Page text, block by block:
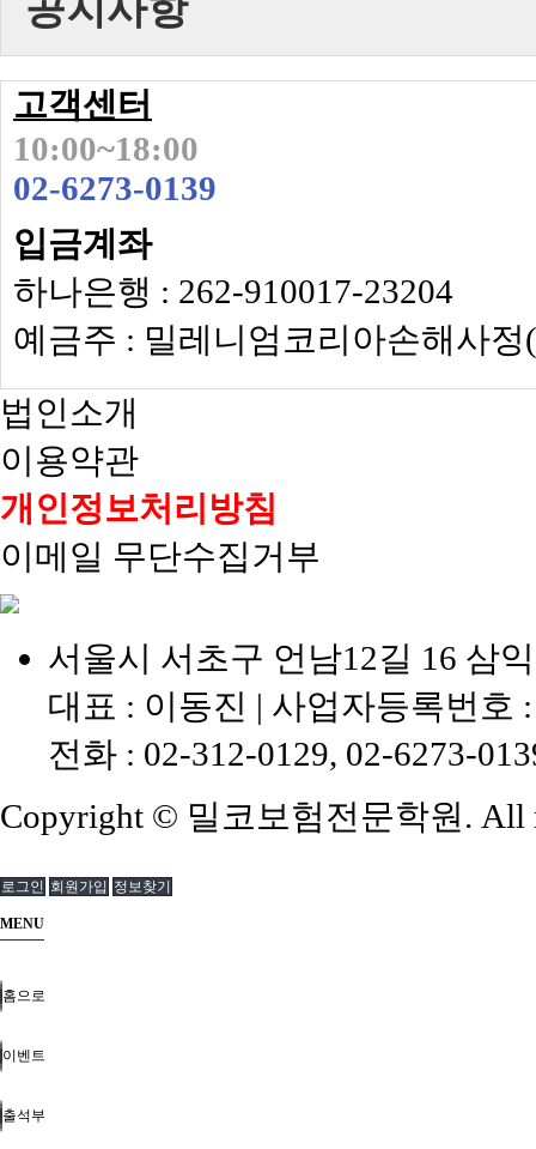
공지사항
고객센터
10:00~18:00
02-6273-0139
입금계좌
하나은행 : 262-910017-23204
예금주 : 밀레니엄코리아손해사정
법인소개
이용약관
개인정보처리방침
이메일 무단수집거부
서울시 서초구 언남12길 16 삼
대표 : 이동진 | 사업자등록번호
전화 : 02-312-0129, 02-6273-
Copyright © 밀코보험전문학원. All
로그인 회원가입 정보찾기
MENU
홈으로
이벤트
출석부